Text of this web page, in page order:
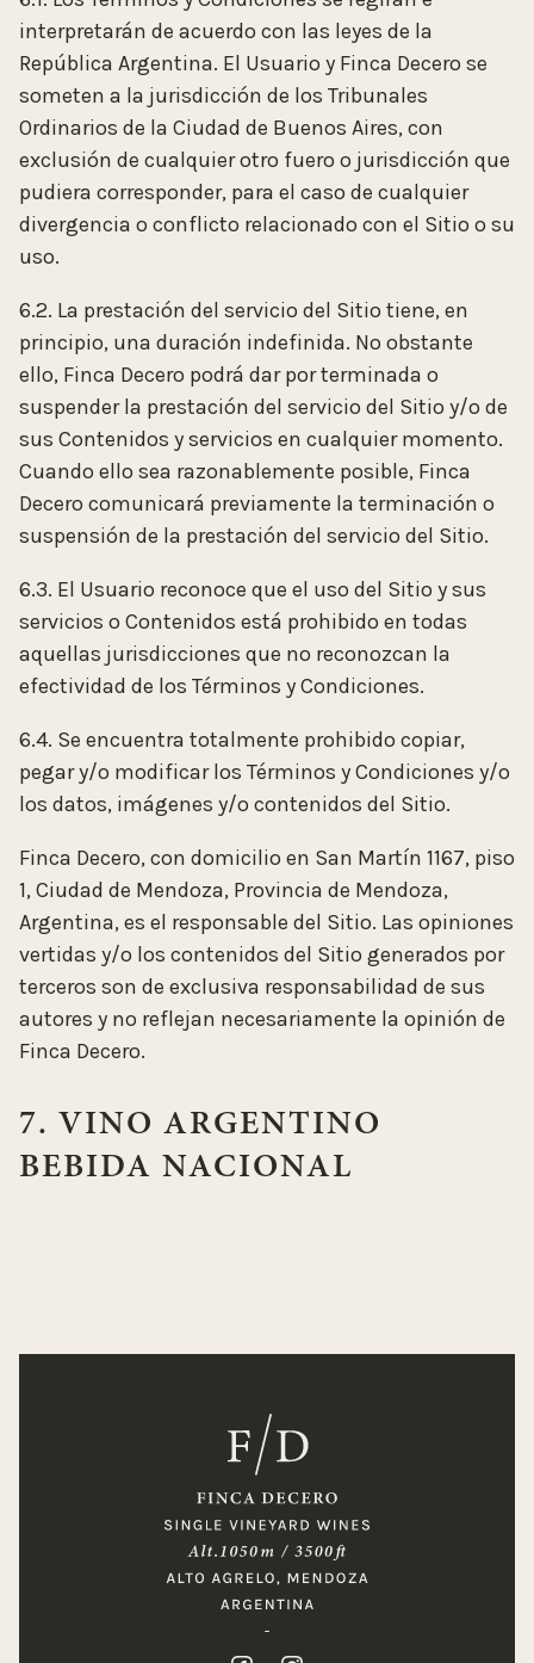
interpretarán de acuerdo con las leyes de la
República Argentina. El Usuario y Finca Decero se
someten a la jurisdicción de los Tribunales
Ordinarios de la Ciudad de Buenos Aires, con
exclusión de cualquier otro fuero o jurisdicción que
pudiera corresponder, para el caso de cualquier
divergencia o conflicto relacionado con el Sitio o su
uso.
6.2. La prestación del servicio del Sitio tiene, en
principio, una duración indefinida. No obstante
ello, Finca Decero podrá dar por terminada o
suspender la prestación del servicio del Sitio y/o de
sus Contenidos y servicios en cualquier momento.
Cuando ello sea razonablemente posible, Finca
Decero comunicará previamente la terminación o
suspensión de la prestación del servicio del Sitio.
6.3. El Usuario reconoce que el uso del Sitio y sus
servicios o Contenidos está prohibido en todas
aquellas jurisdicciones que no reconozcan la
efectividad de los Términos y Condiciones.
6.4. Se encuentra totalmente prohibido copiar,
pegar y/o modificar los Términos y Condiciones y/o
los datos, imágenes y/o contenidos del Sitio.
Finca Decero, con domicilio en San Martín 1167, piso
1, Ciudad de Mendoza, Provincia de Mendoza,
Argentina, es el responsable del Sitio. Las opiniones
vertidas y/o los contenidos del Sitio generados por
terceros son de exclusiva responsabilidad de sus
autores y no reflejan necesariamente la opinión de
Finca Decero.
7. VINO ARGENTINO
BEBIDA NACIONAL